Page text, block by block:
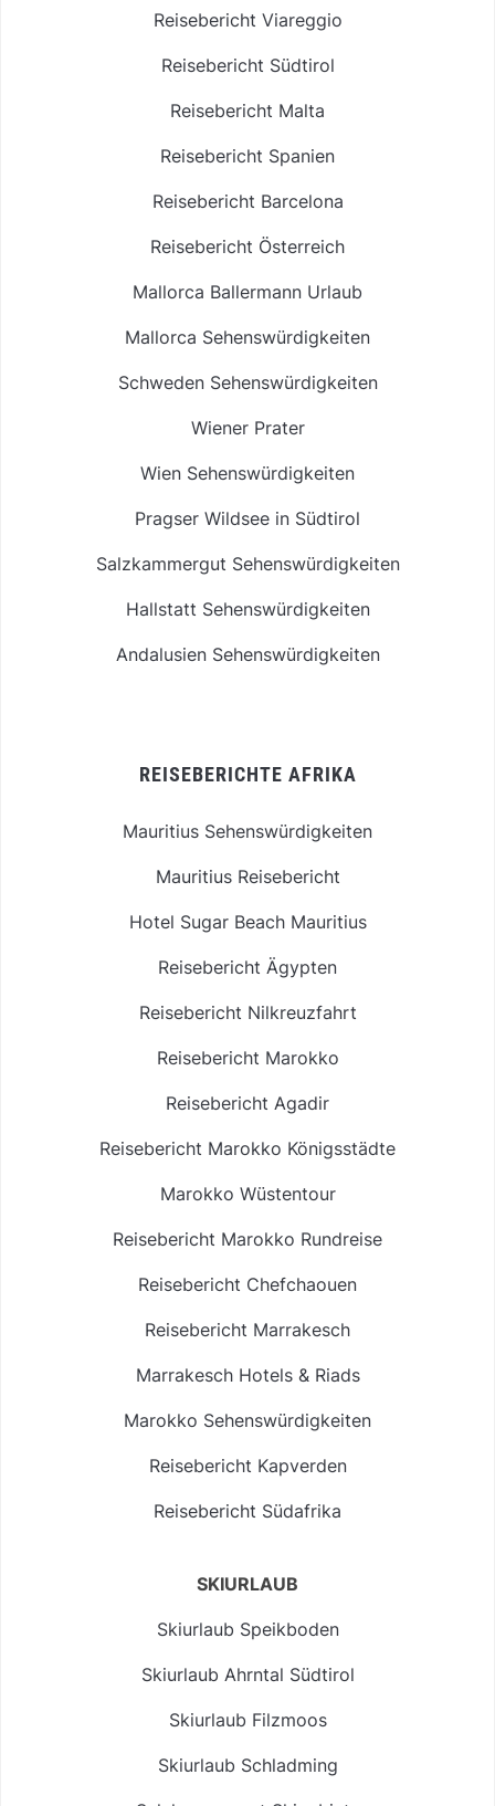
Reisebericht Viareggio
Reisebericht Südtirol
Reisebericht Malta
Reisebericht Spanien
Reisebericht Barcelona
Reisebericht Österreich
Mallorca Ballermann Urlaub
Mallorca Sehenswürdigkeiten
Schweden Sehenswürdigkeiten
Wiener Prater
Wien Sehenswürdigkeiten
Pragser Wildsee in Südtirol
Salzkammergut Sehenswürdigkeiten
Hallstatt Sehenswürdigkeiten
Andalusien Sehenswürdigkeiten
REISEBERICHTE AFRIKA
Mauritius Sehenswürdigkeiten
Mauritius Reisebericht
Hotel Sugar Beach Mauritius
Reisebericht Ägypten
Reisebericht Nilkreuzfahrt
Reisebericht Marokko
Reisebericht Agadir
Reisebericht Marokko Königsstädte
Marokko Wüstentour
Reisebericht Marokko Rundreise
Reisebericht Chefchaouen
Reisebericht Marrakesch
Marrakesch Hotels & Riads
Marokko Sehenswürdigkeiten
Reisebericht Kapverden
Reisebericht Südafrika
SKIURLAUB
Skiurlaub Speikboden
Skiurlaub Ahrntal Südtirol
Skiurlaub Filzmoos
Skiurlaub Schladming